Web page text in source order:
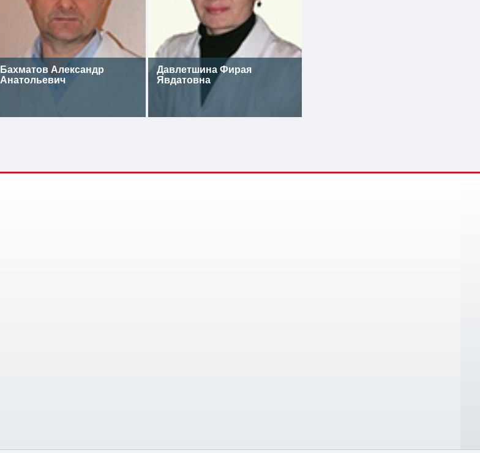
Бахматов Александр
Анатольевич
Давлетшина Фирая
Явдатовна